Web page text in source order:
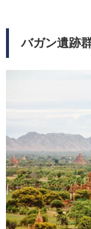
バガン遺跡